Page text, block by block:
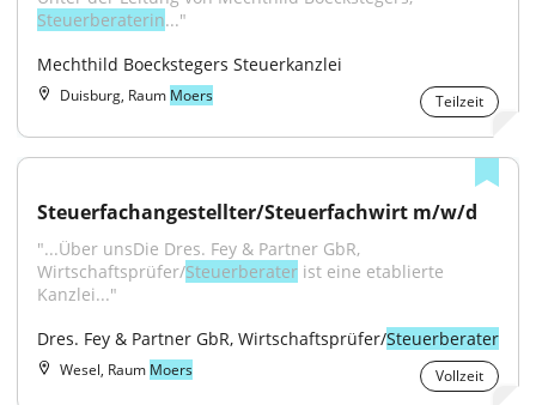
Steuerberaterin..."
Mechthild Boeckstegers Steuerkanzlei
Duisburg, Raum Moers Teilzeit
Steuerfachangestellter/Steuerfachwirt m/w/d
"...Über unsDie Dres. Fey & Partner GbR,
Wirtschaftsprüfer/Steuerberater ist eine etablierte
Kanzlei..."
Dres. Fey & Partner GbR, Wirtschaftsprüfer/Steuerberater
Wesel, Raum Moers Vollzeit